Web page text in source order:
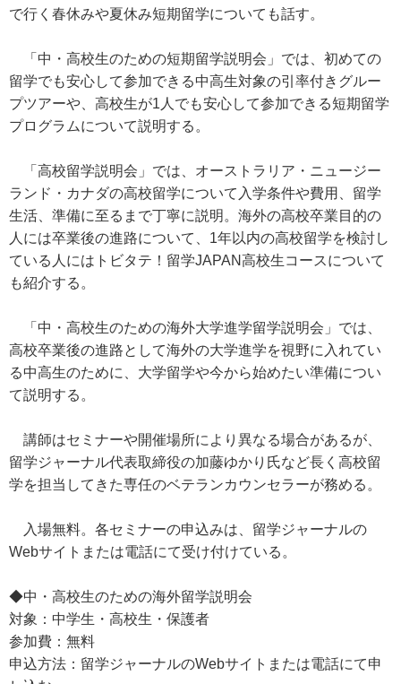
で行く春休みや夏休み短期留学についても話す。
「中・高校生のための短期留学説明会」では、初めての
留学でも安心して参加できる中高生対象の引率付きグルー
プツアーや、高校生が1人でも安心して参加できる短期留学
プログラムについて説明する。
「高校留学説明会」では、オーストラリア・ニュージー
ランド・カナダの高校留学について入学条件や費用、留学
生活、準備に至るまで丁寧に説明。海外の高校卒業目的の
人には卒業後の進路について、1年以内の高校留学を検討し
ている人にはトビタテ！留学JAPAN高校生コースについて
も紹介する。
「中・高校生のための海外大学進学留学説明会」では、
高校卒業後の進路として海外の大学進学を視野に入れてい
る中高生のために、大学留学や今から始めたい準備につい
て説明する。
講師はセミナーや開催場所により異なる場合があるが、
留学ジャーナル代表取締役の加藤ゆかり氏など長く高校留
学を担当してきた専任のベテランカウンセラーが務める。
入場無料。各セミナーの申込みは、留学ジャーナルの
Webサイトまたは電話にて受け付けている。
◆中・高校生のための海外留学説明会
対象：中学生・高校生・保護者
参加費：無料
申込方法：留学ジャーナルのWebサイトまたは電話にて申